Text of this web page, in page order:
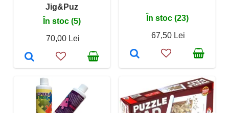
Jig&Puz
În stoc (5)
70,00 Lei
În stoc (23)
67,50 Lei